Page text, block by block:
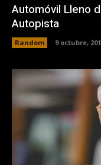
Automóvil Lleno
Autopista
Random 9 octubre,